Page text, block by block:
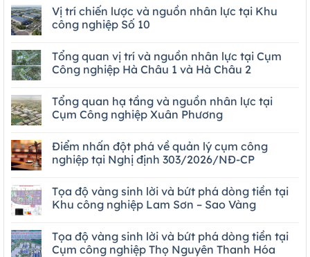
Vị trí chiến lược và nguồn nhân lực tại Khu
công nghiệp Số 10
Tổng quan vị trí và nguồn nhân lực tại Cụm
Công nghiệp Hà Châu 1 và Hà Châu 2
Tổng quan hạ tầng và nguồn nhân lực tại
Cụm Công nghiệp Xuân Phương
Điểm nhấn đột phá về quản lý cụm công
nghiệp tại Nghị định 303/2026/NĐ-CP
Tọa độ vàng sinh lời và bứt phá dòng tiền tại
Khu công nghiệp Lam Sơn – Sao Vàng
Tọa độ vàng sinh lời và bứt phá dòng tiền tại
Cụm công nghiệp Thọ Nguyên Thanh Hóa